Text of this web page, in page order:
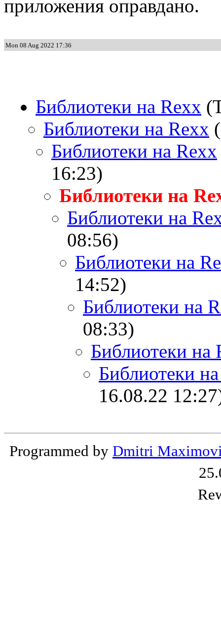
приложения оправдано.
Mon 08 Aug 2022 17:36
Библиотеки на Rexx
Библиотеки на Rexx
Библиотеки на Rexx
16:23)
Библиотеки на
Библиотеки на
08:56)
Библиотеки на
14:52)
Библиотеки на
08:33)
Библиотеки на
Библиотеки
16.08.22
Programmed by Dmitri